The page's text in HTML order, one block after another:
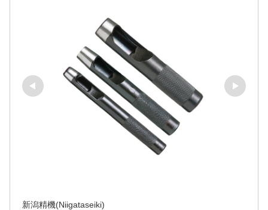
新潟精機(Niigataseiki)